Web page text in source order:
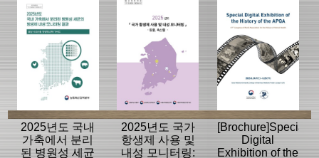
2025년도 국내
가축에서 분리
된 병원성 세균
2025년도 국가
항생제 사용 및
내성 모니터링:
[Brochure]Special
Digital
Exhibition of the